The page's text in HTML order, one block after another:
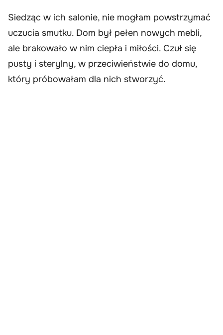
Siedząc w ich salonie, nie mogłam powstrzymać
uczucia smutku. Dom był pełen nowych mebli,
ale brakowało w nim ciepła i miłości. Czuł się
pusty i sterylny, w przeciwieństwie do domu,
który próbowałam dla nich stworzyć.